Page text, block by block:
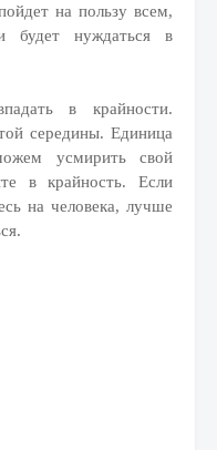
на пользу всем,
будет нуждаться в
в крайности.
середины. Единица
усмирить свой
в крайность. Если
на человека, лучше